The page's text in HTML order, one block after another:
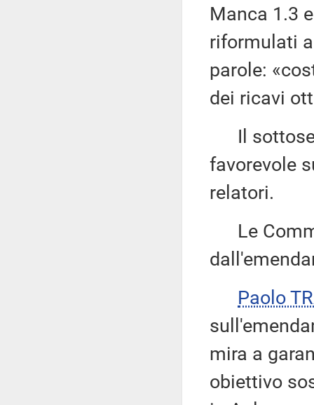
Manca 1.3
riformulati
parole:
dei ricavi
Il
favorevole
relatori.
Le
Paolo
mira a
obiettivo